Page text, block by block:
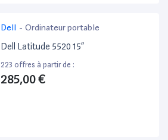
Dell - Ordinateur portable
Dell Latitude 5520 15”
223 offres à partir de :
285,00 €